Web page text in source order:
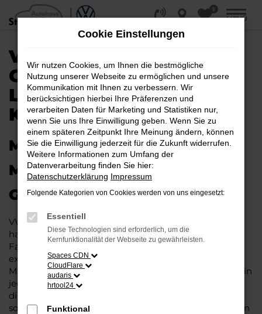
Zum
Hauptinhalt
0
MENÜ
VW TOURAN
GEBRAUCHTWAGEN |
LIEFERSERVICE NACH
KASSEL
MIT RABATT DURCH KASSEL
MIT DEM VW TOURAN
GEBRAUCHTWAGEN
VW Touran Gebrauchtwagen liegen im Trend und das
hat einen vergleichsweise einfachen Grund. Ob für
Fahrten in und um Kassel oder längere Strecken: es
existieren schlichtweg kaum Fahrzeuge, die diesem
Modell das Wasser reichen können. Die Qualität steht in
jeder Modellgeneration außer Frage. Hinzu kommen
die vielfältigen Möglichkeiten einer Individualisierung
sowie die zahlreichen Assistenzsysteme. Ein VW Touran
Cookie Einstellungen
Wir nutzen Cookies, um Ihnen die bestmögliche
Nutzung unserer Webseite zu ermöglichen und unsere
Kommunikation mit Ihnen zu verbessern. Wir
berücksichtigen hierbei Ihre Präferenzen und
verarbeiten Daten für Marketing und Statistiken nur,
wenn Sie uns Ihre Einwilligung geben. Wenn Sie zu
einem späteren Zeitpunkt Ihre Meinung ändern, können
Sie die Einwilligung jederzeit für die Zukunft widerrufen.
Weitere Informationen zum Umfang der
Datenverarbeitung finden Sie hier:
Datenschutzerklärung Impressum
Folgende Kategorien von Cookies werden von uns eingesetzt:
Essentiell
Diese Technologien sind erforderlich, um die
Kernfunktionalität der Webseite zu gewährleisten.
Spaces CDN
CloudFlare
audaris
hrtool24
Funktional